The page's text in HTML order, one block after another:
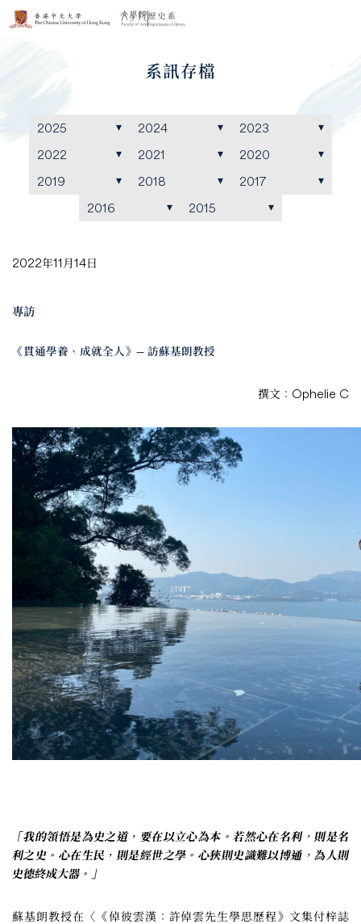
系訊存檔
2025 2024
2023
2022
2021
2020
2019
2018
2017
2016
2015
2022年11月14日
專訪
《貫通學養、成就全人》— 訪蘇基朗教授
撰文：Ophelie C
「我的領悟是為史之道，要在以立心為本。若然心在名利，則是名
利之史。心在生民，則是經世之學。心狹則史識難以博通，為人則
史德終成大器。」
蘇基朗教授在〈《倬彼雲漢：許倬雲先生學思歷程》文集付梓誌